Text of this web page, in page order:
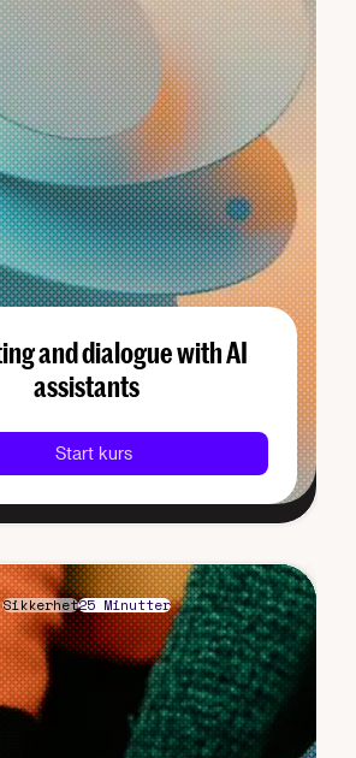
and dialogue with AI
assistants
Start kurs
Sikkerhet25 Minutter